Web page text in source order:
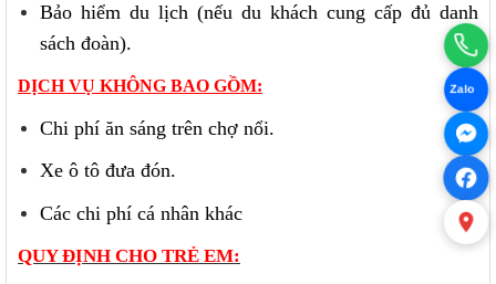
Bảo hiểm du lịch (nếu du khách cung cấp đủ danh
sách đoàn).
DỊCH VỤ KHÔNG BAO GỒM:
Chi phí ăn sáng trên chợ nổi.
Xe ô tô đưa đón.
Các chi phí cá nhân khác
QUY ĐỊNH CHO TRẺ EM:
Zalo